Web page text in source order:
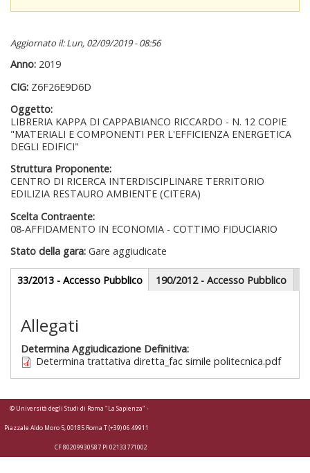
Aggiornato il: Lun, 02/09/2019 - 08:56
Anno: 2019
CIG: Z6F26E9D6D
Oggetto:
LIBRERIA KAPPA DI CAPPABIANCO RICCARDO - N. 12 COPIE
"MATERIALI E COMPONENTI PER L'EFFICIENZA ENERGETICA
DEGLI EDIFICI"
Struttura Proponente:
CENTRO DI RICERCA INTERDISCIPLINARE TERRITORIO
EDILIZIA RESTAURO AMBIENTE (CITERA)
Scelta Contraente:
08-AFFIDAMENTO IN ECONOMIA - COTTIMO FIDUCIARIO
Stato della gara: Gare aggiudicate
Gare appalti
33/2013 - Accesso Pubblico(scheda
attiva)
190/2012 - Accesso Pubblico
Sezione redazionale
Allegati
Determina Aggiudicazione Definitiva:
Determina trattativa diretta_fac simile politecnica.pdf
© Università degli Studi di Roma "La Sapienza" -
Piazzale Aldo Moro 5, 00185 Roma T (+39) 06 49911
CF 80209930587 PI 02133771002